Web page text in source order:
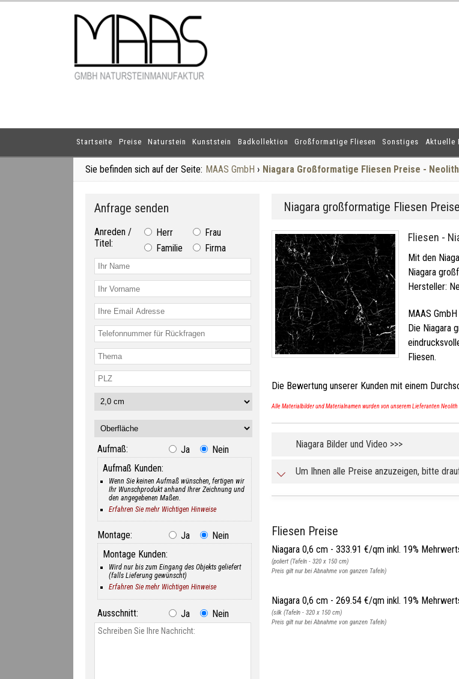
Startseite Preise Naturstein Kunststein Badkollektion Großformatige Fliesen Sonstiges Aktuelle
Sie befinden sich auf der Seite: MAAS GmbH › Niagara Großformatige Fliesen Preise - Neolith
Niagara großformatige Fliesen
Fliesen -
Mit den
Niagara
Hersteller:
MAAS GmbH
Die Niagara
Fliesen.
Die Bewertung unserer Kunden mit einem
Alle Materialbilder und Materialnamen wurden von unserem Lieferanten Neolith
Niagara Bilder und Video >>>
Um Ihnen alle Preise anzuzeigen, bitte
Fliesen Preise
Niagara 0,6 cm - 333.91 €/qm inkl. 19%
(poliert (Tafeln - 320 x 150 cm)
Preis gilt nur bei Abnahme von ganzen Tafeln)
Niagara 0,6 cm - 269.54 €/qm inkl. 19%
(silk (Tafeln - 320 x 150 cm)
Preis gilt nur bei Abnahme von ganzen Tafeln)
Anfrage senden
Anreden /
Titel:
Herr
Frau
Familie
Firma
Aufmaß: Ja
Nein
Aufmaß Kunden:
Wenn Sie keinen Aufmaß wünschen, fertigen wir
Ihr Wunschprodukt anhand Ihrer Zeichnung und
den angegebenen Maßen.
Erfahren Sie mehr Wichtigen Hinweise
Montage: Ja
Nein
Montage Kunden:
Wird nur bis zum Eingang des Objekts geliefert
(falls Lieferung gewünscht)
Erfahren Sie mehr Wichtigen Hinweise
Ausschnitt: Ja Nein